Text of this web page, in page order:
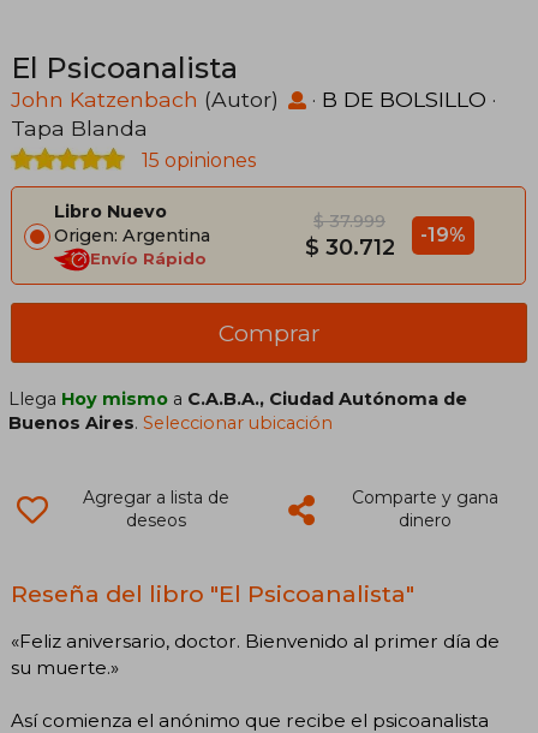
El Psicoanalista
John Katzenbach (Autor) · B DE BOLSILLO ·
Tapa Blanda
15 opiniones
Libro Nuevo
Origen: Argentina
Envío Rápido
$ 37.999
$ 30.712 -19%
Comprar
Llega Hoy mismo a C.A.B.A., Ciudad Autónoma de
Buenos Aires.Seleccionar ubicación
Agregar a lista de
deseos
Comparte y gana
dinero
Reseña del libro "El Psicoanalista"
«Feliz aniversario, doctor. Bienvenido al primer día de
su muerte.»
Así comienza el anónimo que recibe el psicoanalista